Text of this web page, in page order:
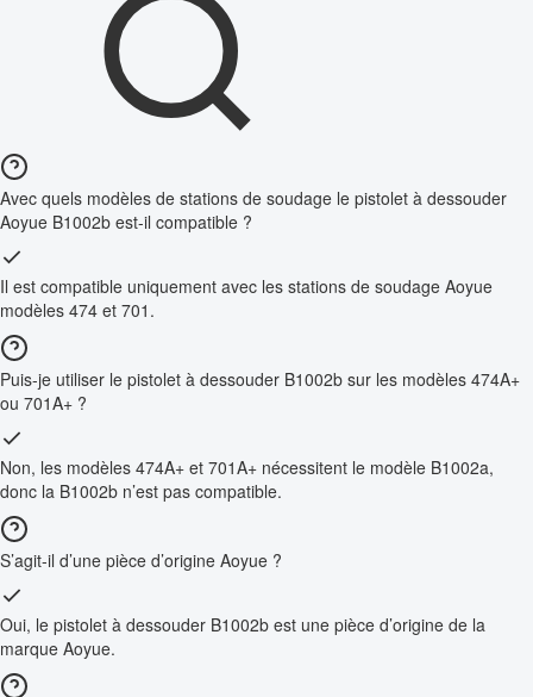
Avec quels modèles de stations de soudage le pistolet à dessouder
Aoyue B1002b est-il compatible ?
Il est compatible uniquement avec les stations de soudage Aoyue
modèles 474 et 701.
Puis-je utiliser le pistolet à dessouder B1002b sur les modèles 474A+
ou 701A+ ?
Non, les modèles 474A+ et 701A+ nécessitent le modèle B1002a,
donc la B1002b n’est pas compatible.
S’agit-il d’une pièce d’origine Aoyue ?
Oui, le pistolet à dessouder B1002b est une pièce d’origine de la
marque Aoyue.